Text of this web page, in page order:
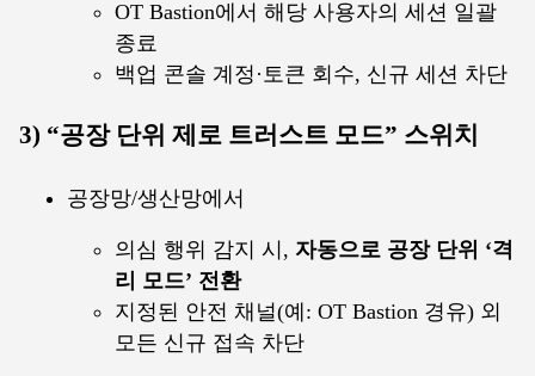
OT Bastion에서 해당 사용자의 세션 일괄
종료
백업 콘솔 계정·토큰 회수, 신규 세션 차단
3) “공장 단위 제로 트러스트 모드” 스위치
공장망/생산망에서
의심 행위 감지 시, 자동으로 공장 단위 ‘격
리 모드’ 전환
지정된 안전 채널(예: OT Bastion 경유) 외
모든 신규 접속 차단